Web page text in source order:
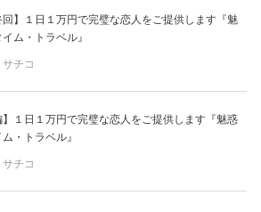
回】１日１万円で完璧な恋人をご提供します『魅
ム・トラベル』
チコ
】１日１万円で完璧な恋人をご提供します『魅惑
・トラベル』
チコ